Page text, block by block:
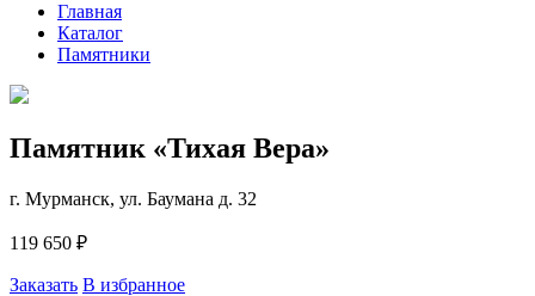
Главная
Каталог
Памятники
Памятник «Тихая Вера»
г. Мурманск, ул. Баумана д. 32
119 650 ₽
Заказать В избранное